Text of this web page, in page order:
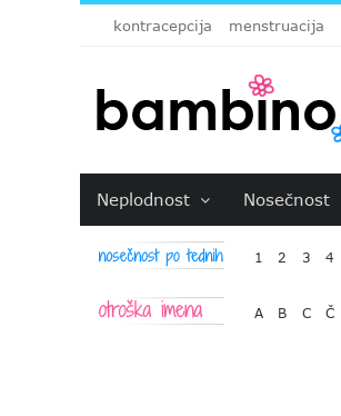
kontracepcija menstruacija
Neplodnost Nosečnost
1 2 3 4
A B C Č